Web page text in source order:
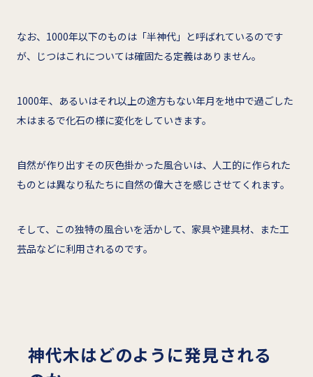
なお、1000年以下のものは「半神代」と呼ばれているのです
が、じつはこれについては確固たる定義はありません。
1000年、あるいはそれ以上の途方もない年月を地中で過ごした
木はまるで化石の様に変化をしていきます。
自然が作り出すその灰色掛かった風合いは、人工的に作られた
ものとは異なり私たちに自然の偉大さを感じさせてくれます。
そして、この独特の風合いを活かして、家具や建具材、また工
芸品などに利用されるのです。
神代木はどのように発見される